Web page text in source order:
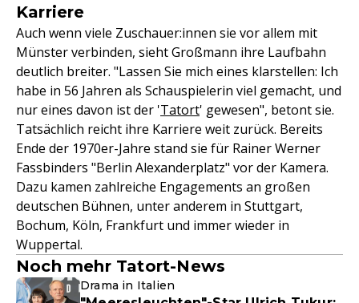
Karriere
Auch wenn viele Zuschauer:innen sie vor allem mit
Münster verbinden, sieht Großmann ihre Laufbahn
deutlich breiter. "Lassen Sie mich eines klarstellen: Ich
habe in 56 Jahren als Schauspielerin viel gemacht, und
nur eines davon ist der 'Tatort' gewesen", betont sie.
Tatsächlich reicht ihre Karriere weit zurück. Bereits
Ende der 1970er-Jahre stand sie für Rainer Werner
Fassbinders "Berlin Alexanderplatz" vor der Kamera.
Dazu kamen zahlreiche Engagements an großen
deutschen Bühnen, unter anderem in Stuttgart,
Bochum, Köln, Frankfurt und immer wieder in
Wuppertal.
Noch mehr Tatort-News
Drama in Italien